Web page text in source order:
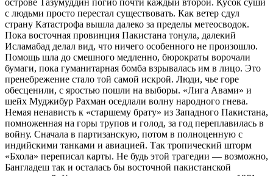
с людьми просто перестал существовать. Как ветер сдул
страну Катастрофа вышла далеко за пределы метеосводок.
Пока восточная провинция Пакистана тонула, далекий
Исламабад делал вид, что ничего особенного не произошло.
Помощь шла до смешного медленно, бюрократы ворочали
бумаги, пока гуманитарная бомба взрывалась им в лицо. Это
пренебрежение стало той самой искрой. Люди, чье горе
обесценили, с яростью пошли на выборы. «Лига Авами» и
шейх Муджибур Рахман оседлали волну народного гнева.
Немая ненависть к «старшему брату» из Западного Пакистана,
помноженная на горы трупов и голод, за год переплавилась в
войну. Сначала в партизанскую, потом в полноценную с
индийскими танками и авиацией. Так тропический шторм
«Бхола» переписал карты. Не будь этой трагедии — возможно,
Бангладеш так и осталась бы восточной пакистанской